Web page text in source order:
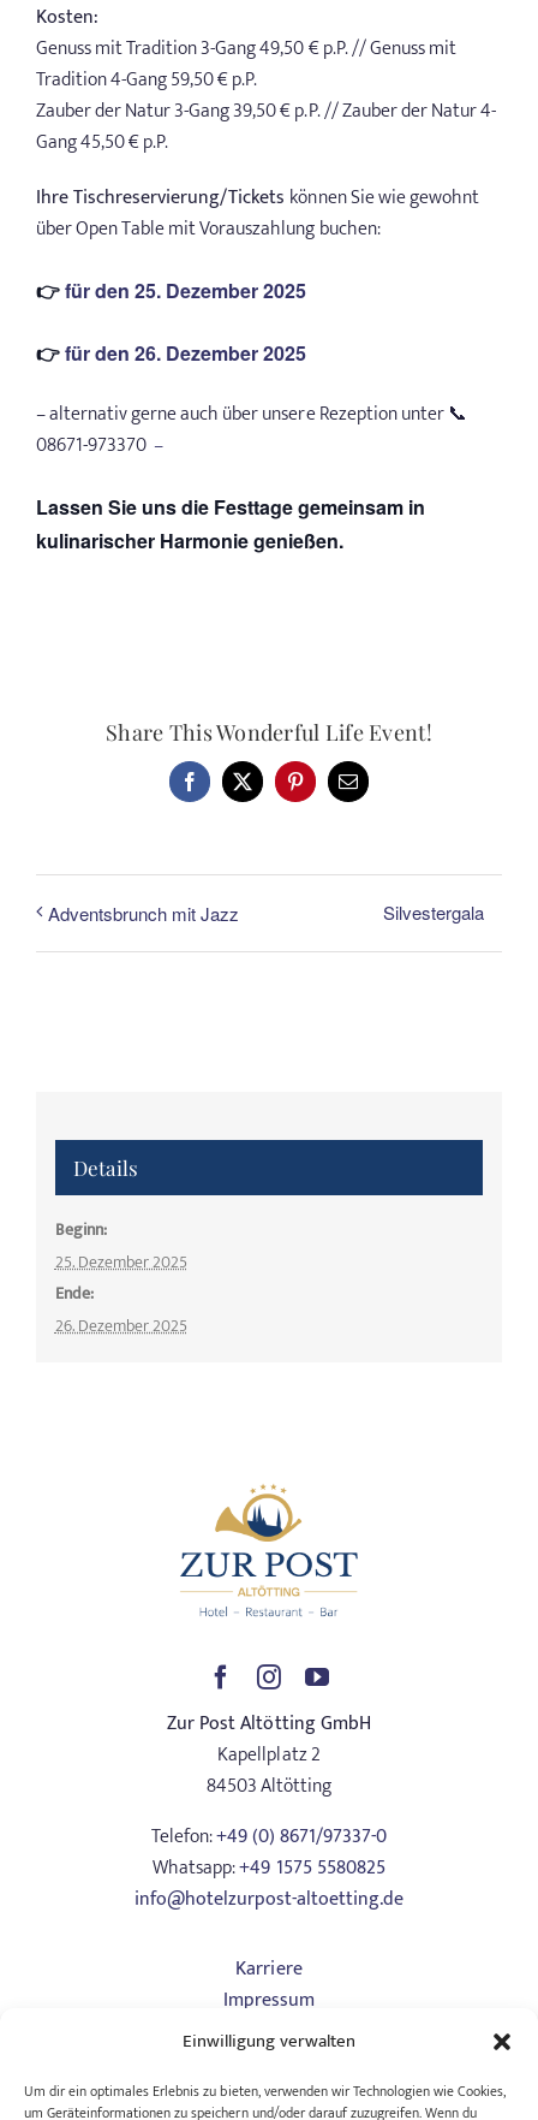
Einwilligung verwalten
Um dir ein optimales Erlebnis zu bieten, verwenden wir Technologien wie Cookies,
um Geräteinformationen zu speichern und/oder darauf zuzugreifen. Wenn du
Kosten:
Genuss mit Tradition 3-Gang 49,50 € p.P. // Genuss mit
Tradition 4-Gang 59,50 € p.P.
Zauber der Natur 3-Gang 39,50 € p.P. // Zauber der Natur 4-
Gang 45,50 € p.P.
Ihre Tischreservierung/Tickets können Sie wie gewohnt
über Open Table mit Vorauszahlung buchen:
👉für den 25. Dezember 2025
👉für den 26. Dezember 2025
– alternativ gerne auch über unsere Rezeption unter 📞
08671-973370 –
Lassen Sie uns die Festtage gemeinsam in
kulinarischer Harmonie genießen.
Share This Wonderful Life Event!
Facebook
X PinterestE-
Adventsbrunch mit Jazz Silvestergala
Details
Beginn:
25. Dezember 2025
Ende:
26. Dezember 2025
Zur Post Altötting GmbH
Kapellplatz 2
84503 Altötting
Telefon:+49 (0) 8671/97337-0
Whatsapp:+49 1575 5580825
info@hotelzurpost-altoetting.de
Karriere
Impressum
Datenschutz
AGB Hotel